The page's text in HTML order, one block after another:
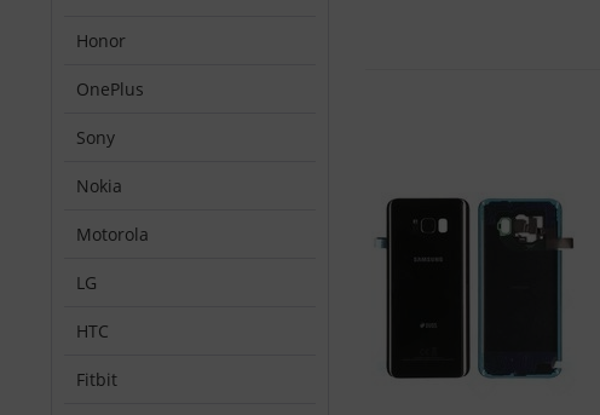
Honor
OnePlus
Sony
Nokia
Motorola
LG
HTC
Fitbit